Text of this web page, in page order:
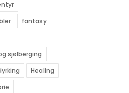
fantasy
sjølberging
Healing